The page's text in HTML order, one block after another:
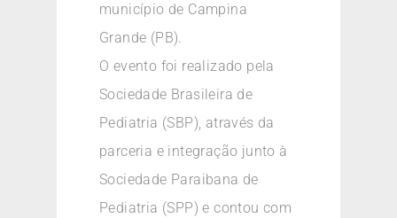
município de Campina
Grande (PB).
O evento foi realizado pela
Sociedade Brasileira de
Pediatria (SBP), através da
parceria e integração junto à
Sociedade Paraibana de
Pediatria (SPP) e contou com